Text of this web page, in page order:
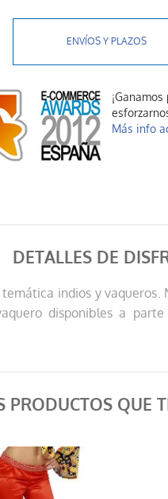
ENVÍOS Y PLAZOS
¡Ganamos
Más info
DETALLES DE
indios y
disponibles a
PRODUCTOS QUE